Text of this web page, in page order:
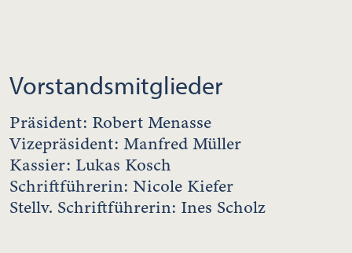
Vorstandsmitglieder
Präsident: Robert Menasse
Vizepräsident: Manfred Müller
Kassier: Lukas Kosch
Schriftführerin: Nicole Kiefer
Stellv. Schriftführerin: Ines Scholz